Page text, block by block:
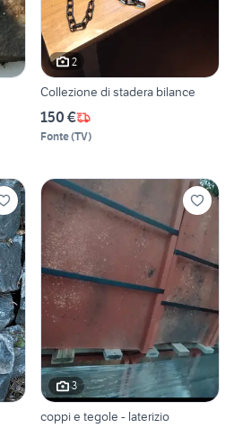
2
Collezione di stadera bilance
150 €
Fonte(TV)
3
coppi e tegole - laterizio